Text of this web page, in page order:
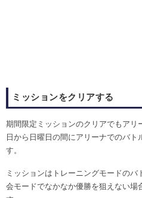
ミッションをクリアする
期間限定ミッションのクリアでもアリ
日から日曜日の間にアリーナでのバト
す。
ミッションはトレーニングモードの
会モードでなかなか優勝を狙えない場